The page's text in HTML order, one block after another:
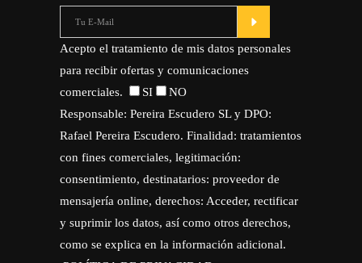
Acepto el tratamiento de mis datos personales
para recibir ofertas y comunicaciones
comerciales.
SI
NO
Responsable: Pereira Escudero SL y DPO:
Rafael Pereira Escudero. Finalidad: tratamientos
con fines comerciales, legitimación:
consentimiento, destinatarios: proveedor de
mensajería online, derechos: Acceder, rectificar
y suprimir los datos, así como otros derechos,
como se explica en la información adicional.